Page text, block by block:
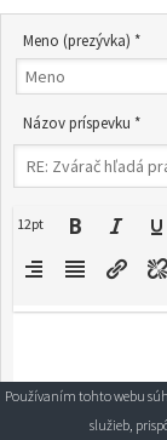
Meno (prezývka) *
Názov príspevku *
12pt
Používaním tohto webu
služieb,